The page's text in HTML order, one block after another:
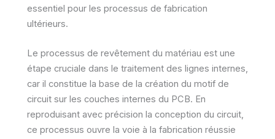
essentiel pour les processus de fabrication
ultérieurs.
Le processus de revêtement du matériau est une
étape cruciale dans le traitement des lignes internes,
car il constitue la base de la création du motif de
circuit sur les couches internes du PCB. En
reproduisant avec précision la conception du circuit,
ce processus ouvre la voie à la fabrication réussie